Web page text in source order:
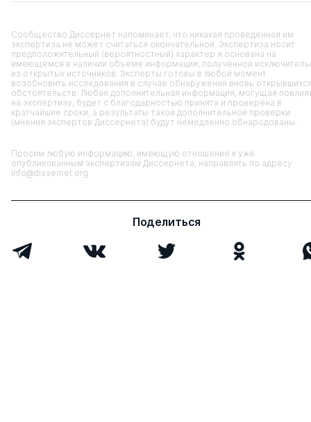
Сообщество Диссернет напоминает, что никакая проведенная им
экспертиза не может считаться окончательной. Экспертиза носит
предположительный (вероятностный) характер и основана на
имеющемся в наличии объеме информации, полученной
из открытых источников. Эксперты готовы в любой момент
возобновить исследования в случае обнаружения вновь
обстоятельств. Любая дополнительная информация, могущая
на экспертизу, будет с благодарностью принята и проверена в
кратчайшие сроки, а результаты такой дополнительной проверки
(мнения экспертов Диссернета) будут немедленно обнародованы.
Просим любую информацию, имеющую отношение к уже
опубликованным экспертизам Диссернета, направлять по адресу
info@dissernet.org
Поделиться